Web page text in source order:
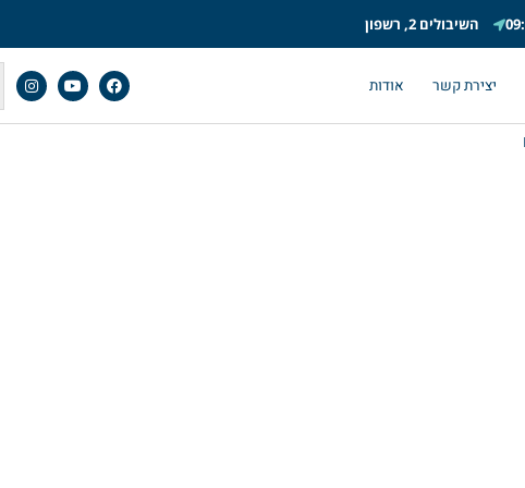
השיבולים 2, רשפון
יצירת קשר אודות